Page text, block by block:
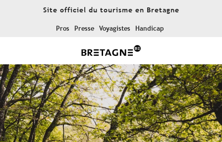
Site officiel du tourisme en Bretagne
Pros Presse Voyagistes Handicap